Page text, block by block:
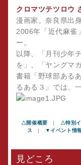
クロマツテツロウ
漫画家。奈良県出
2006年「近代麻雀
ー。
以降、「月刊少年
を」、「ヤングマ
書籍「野球部ある
るある３」では、
△開催概要 | △特別イ
ス
| ▼イベント情報
見どころ